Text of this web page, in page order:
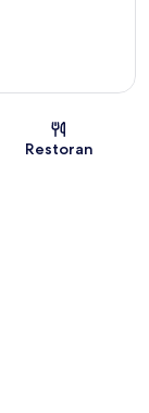
Restoran